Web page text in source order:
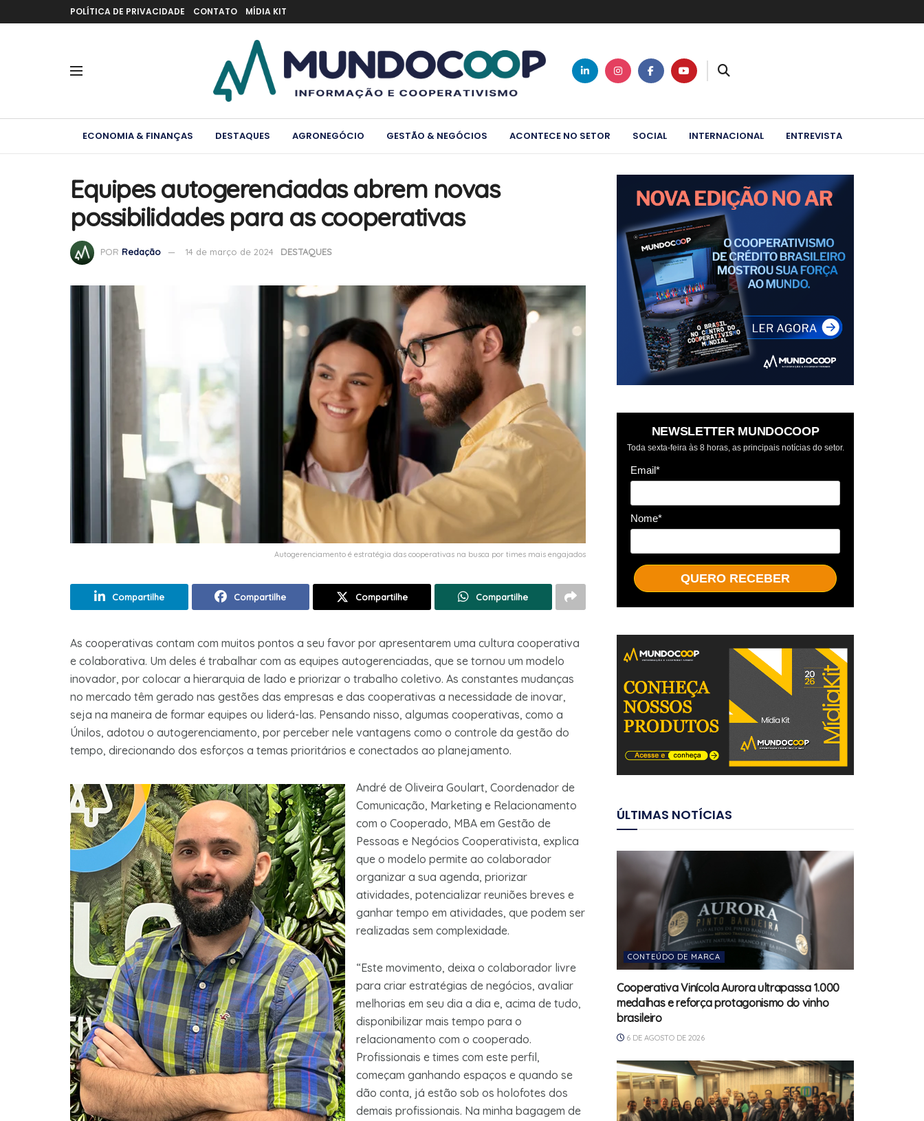
POLÍTICA DE PRIVACIDADE CONTATO MÍDIA KIT
ECONOMIA & FINANÇAS DESTAQUES AGRONEGÓCIO GESTÃO & NEGÓCIOS ACONTECE NO SETOR SOCIAL INTERNACIONAL ENTREVISTA
Equipes autogerenciadas abrem novas
possibilidades para as cooperativas
POR Redação 14 de março de 2024 DESTAQUES
Autogerenciamento é estratégia das cooperativas na busca por times mais engajados
Compartilhe Compartilhe Compartilhe Compartilhe
As cooperativas contam com muitos pontos a seu favor por apresentarem uma cultura cooperativa
e colaborativa. Um deles é trabalhar com as equipes autogerenciadas, que se tornou um modelo
inovador, por colocar a hierarquia de lado e priorizar o trabalho coletivo. As constantes mudanças
no mercado têm gerado nas gestões das empresas e das cooperativas a necessidade de inovar,
seja na maneira de formar equipes ou liderá-las. Pensando nisso, algumas cooperativas, como a
Únilos, adotou o autogerenciamento, por perceber nele vantagens como o controle da gestão do
tempo, direcionando dos esforços a temas prioritários e conectados ao planejamento.
André de Oliveira Goulart, Coordenador de
Comunicação, Marketing e Relacionamento
com o Cooperado, MBA em Gestão de
Pessoas e Negócios Cooperativista, explica
que o modelo permite ao colaborador
organizar a sua agenda, priorizar
atividades, potencializar reuniões breves e
ganhar tempo em atividades, que podem ser
realizadas sem complexidade.
“Este movimento, deixa o colaborador livre
para criar estratégias de negócios, avaliar
melhorias em seu dia a dia e, acima de tudo,
disponibilizar mais tempo para o
relacionamento com o cooperado.
Profissionais e times com este perfil,
começam ganhando espaços e quando se
dão conta, já estão sob os holofotes dos
demais profissionais. Na minha bagagem de
NEWSLETTER MUNDOCOOP
Toda sexta-feira às 8 horas, as principais notícias do setor.
Email*
Nome*
QUERO RECEBER
ÚLTIMAS NOTÍCIAS
CONTEÚDO DE MARCA
Cooperativa Vinícola Aurora ultrapassa 1.000
medalhas e reforça protagonismo do vinho
brasileiro
6 DE AGOSTO DE 2026